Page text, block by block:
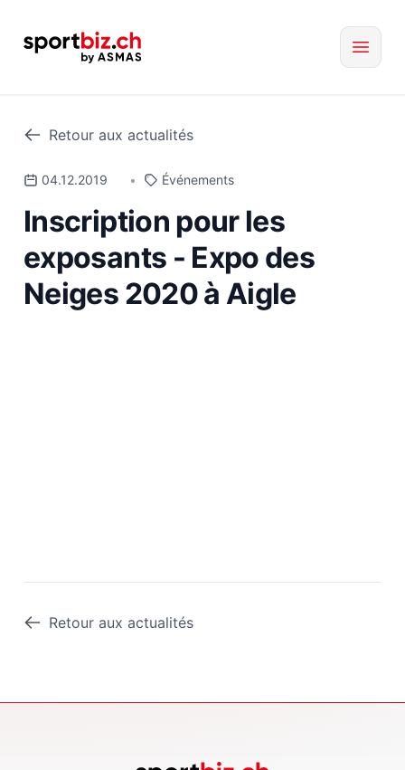
Retour aux actualités
04.12.2019 • Événements
Inscription pour les
exposants - Expo des
Neiges 2020 à Aigle
Retour aux actualités